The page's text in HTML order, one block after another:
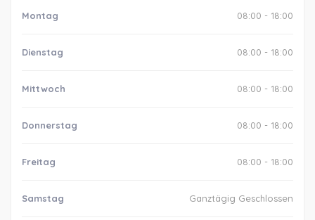
Montag 08:00 - 18:00
Dienstag 08:00 - 18:00
Mittwoch 08:00 - 18:00
Donnerstag 08:00 - 18:00
Freitag 08:00 - 18:00
Samstag Ganztägig Geschlossen